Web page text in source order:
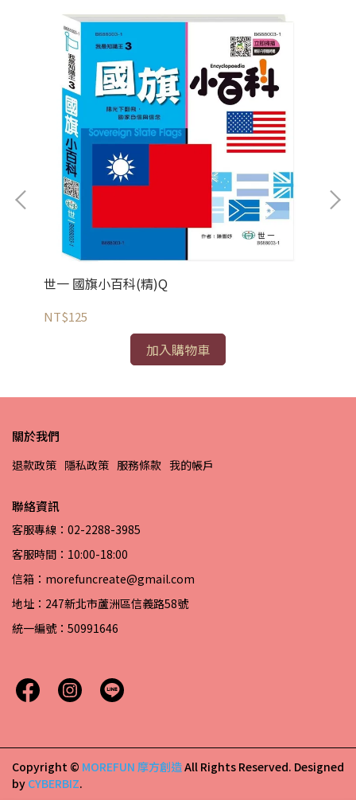
世一 國旗小百科(精)Q
NT$125
加入購物車
關於我們
退款政策 隱私政策 服務條款 我的帳戶
聯絡資訊
客服專線：02-2288-3985
客服時間：10:00-18:00
信箱：morefuncreate@gmail.com
地址：247新北市蘆洲區信義路58號
統一編號：50991646
Copyright © MOREFUN 摩方創造All Rights Reserved. Designed
by CYBERBIZ.